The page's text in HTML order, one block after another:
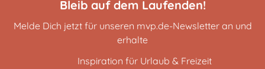
Bleib auf dem Laufenden!
Melde Dich jetzt für unseren mvp.de-Newsletter an und
erhalte
Inspiration für Urlaub & Freizeit